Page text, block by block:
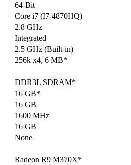
64-Bit
Core i7 (I7-4870HQ)
2.8 GHz
Integrated
2.5 GHz (Built-in)
256k x4, 6 MB*
DDR3L SDRAM*
16 GB*
16 GB
1600 MHz
16 GB
None
Radeon R9 M370X*